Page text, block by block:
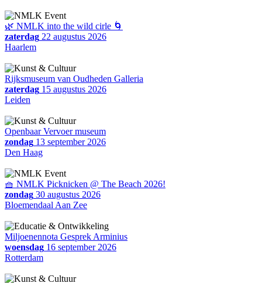
🌿 NMLK into the wild cirle 🌀
zaterdag 22 augustus 2026
Haarlem
Rijksmuseum van Oudheden Galleria
zaterdag 15 augustus 2026
Leiden
Openbaar Vervoer museum
zondag 13 september 2026
Den Haag
🧺 NMLK Picknicken @ The Beach 2026!
zondag 30 augustus 2026
Bloemendaal Aan Zee
Miljoenennota Gesprek Arminius
woensdag 16 september 2026
Rotterdam